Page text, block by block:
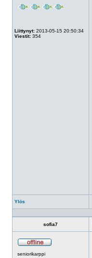
Liittynyt: 2013-05-15 20:50:34
Viestit: 354
Ylös
sofia7
seniorikarppi